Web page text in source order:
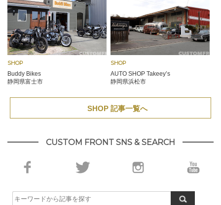
SHOP
Buddy Bikes
静岡県富士市
SHOP
AUTO SHOP Takeey’s
静岡県浜松市
SHOP 記事一覧へ
CUSTOM FRONT SNS & SEARCH